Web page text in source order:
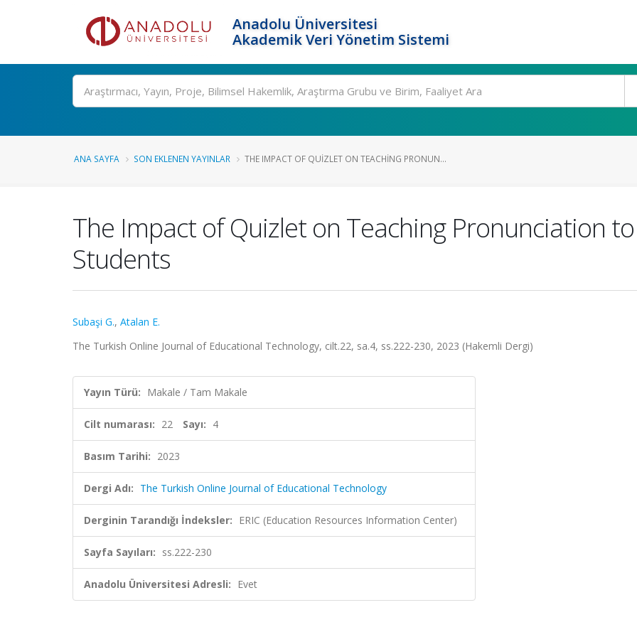
Anadolu Üniversitesi
Akademik Veri Yönetim Sistemi
Ara
ANA SAYFA SON EKLENEN YAYINLAR THE IMPACT OF QUIZLET ON TEACHING PRONUN...
The Impact of Quizlet on Teaching Pronunciation
Students
Subaşi G., Atalan E.
The Turkish Online Journal of Educational Technology, cilt.22, sa.4, ss.222-230, 2023 (Hakemli Dergi)
Yayın Türü: Makale / Tam Makale
Cilt numarası: 22 Sayı: 4
Basım Tarihi: 2023
Dergi Adı: The Turkish Online Journal of Educational Technology
Derginin Tarandığı İndeksler: ERIC (Education Resources Information Center)
Sayfa Sayıları: ss.222-230
Anadolu Üniversitesi Adresli: Evet